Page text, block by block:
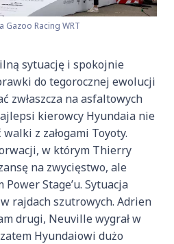
Gazoo Racing WRT
sytuację i spokojnie
do tegorocznej ewolucji
zwłaszcza na asfaltowych
kierowcy Hyundaia nie
z załogami Toyoty.
w którym Thierry
na zwycięstwo, ale
Stage’u. Sytuacja
rajdach szutrowych. Adrien
drugi, Neuville wygrał w
Hyundaiowi dużo